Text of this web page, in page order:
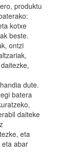
produktu
kotxe
beste.
ontzi
dute.
batera
daiteke
eta
eta abar